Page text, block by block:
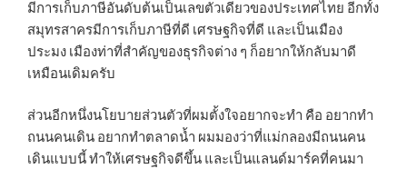
มีการเก็บภาษีอันดับต้นเป็นเลขตัวเดียวของประเทศไทย อีกทั้ง
สมุทรสาครมีการเก็บภาษีที่ดี เศรษฐกิจที่ดี และเป็นเมือง
ประมง เมืองท่าที่สำคัญของธุรกิจต่าง ๆ ก็อยากให้กลับมาดี
เหมือนเดิมครับ
ส่วนอีกหนึ่งนโยบายส่วนตัวที่ผมตั้งใจอยากจะทำ คือ อยากทำ
ถนนคนเดิน อยากทำตลาดน้ำ ผมมองว่าที่แม่กลองมีถนนคน
เดินแบบนี้ ทำให้เศรษฐกิจดีขึ้น และเป็นแลนด์มาร์คที่คนมา